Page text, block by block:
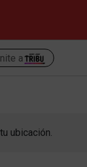
a
ubicación.